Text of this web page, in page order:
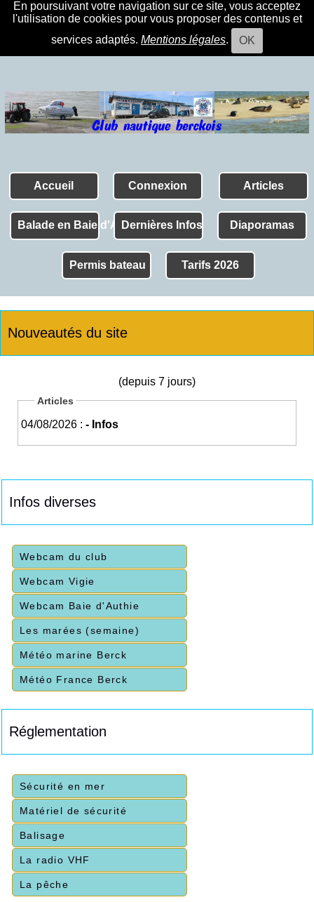
En poursuivant votre navigation sur ce site, vous acceptez
l'utilisation de cookies pour vous proposer des contenus et
services adaptés. Mentions légales. OK
Accueil Connexion Articles
Balade en Baie d'AuthieDernières Infos Diaporamas
Permis bateau Tarifs 2026
Nouveautés du site
(depuis 7 jours)
Articles
04/08/2026 : - Infos
Infos diverses
Webcam du club
Webcam Vigie
Webcam Baie d'Authie
Les marées (semaine)
Météo marine Berck
Météo France Berck
Réglementation
Sécurité en mer
Matériel de sécurité
Balisage
La radio VHF
La pêche